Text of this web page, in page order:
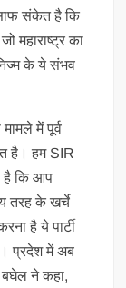
संकेत है कि
महाराष्ट्र का
के ये संभव
में पूर्व
है। हम SIR
है कि आप
तरह के खर्चे
है ये पार्टी
प्रदेश में अब
बघेल ने कहा,